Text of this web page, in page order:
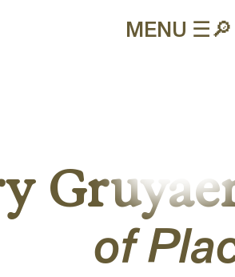
MENU ☰🔎︎
of